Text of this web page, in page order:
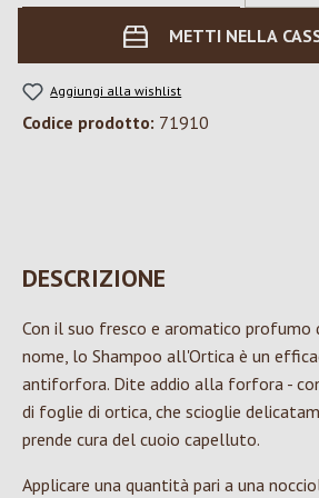
METTI NELLA
Aggiungi alla wishlist
Codice prodotto: 71910
DESCRIZIONE
Con il suo fresco e aromatico profumo
nome, lo Shampoo all'Ortica è un
antiforfora. Dite addio alla forfora -
di foglie di ortica, che scioglie
prende cura del cuoio capelluto.
Applicare una quantità pari a una